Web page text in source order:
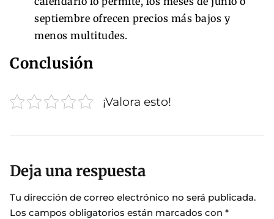
septiembre ofrecen precios más bajos y
menos multitudes.
Conclusión
¡Valora esto!
Deja una respuesta
Tu dirección de correo electrónico no será publicada.
Los campos obligatorios están marcados con *